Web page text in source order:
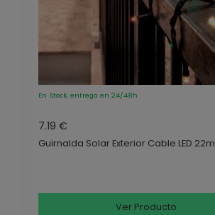
En Stock, entrega en 24/48h
7.19 €
Guirnalda Solar Exterior Cable LED 22m
Ver Producto